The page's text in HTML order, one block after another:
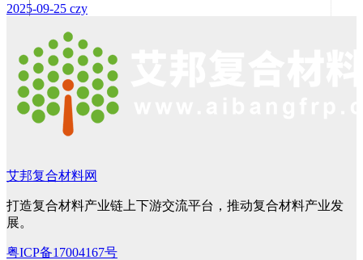
2025-09-25 czy
艾邦复合材料网
打造复合材料产业链上下游交流平台，推动复合材料产业发
展。
粤ICP备17004167号